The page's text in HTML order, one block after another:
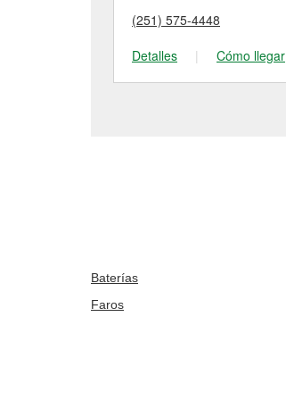
(251) 575-4448
Detalles
| Cómo llegar
Baterías
Faros